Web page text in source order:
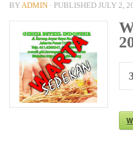
BYADMIN · PUBLISHED JULY 2,